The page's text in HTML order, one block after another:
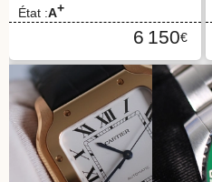
État :A+
6 150€